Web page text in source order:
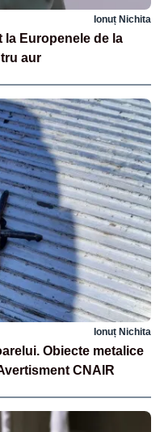
Ionuț Nichita
Europenele de la
aur
Ionuț Nichita
Obiecte metalice
CNAIR